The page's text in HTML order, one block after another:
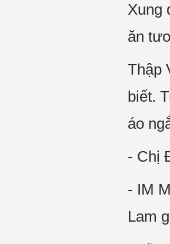
Xung
ăn
Thập
biết.
áo
- Chị
- IM
Lam